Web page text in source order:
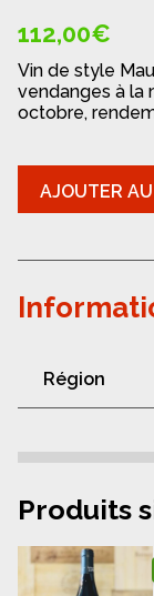
112,00€
Vin de style
vendanges à la
octobre,
Vin
liqueur
Domaine
Les
Noir
de
2017
AJOUTER
Région
Produits